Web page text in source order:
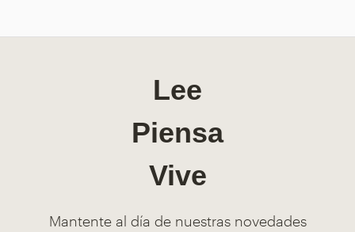
Lee
Piensa
Vive
Mantente al día de nuestras novedades